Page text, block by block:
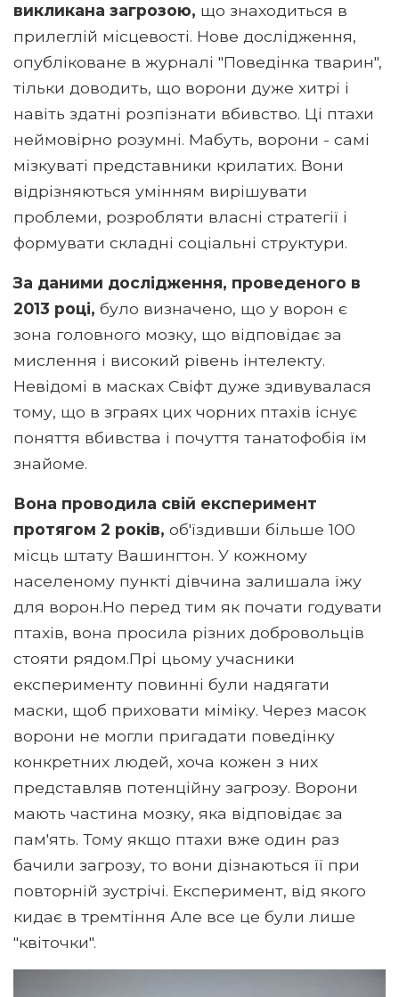
викликана загрозою, що знаходиться в
прилеглій місцевості. Нове дослідження,
опубліковане в журналі "Поведінка тварин",
тільки доводить, що ворони дуже хитрі і
навіть здатні розпізнати вбивство. Ці птахи
неймовірно розумні. Мабуть, ворони - самі
мізкуваті представники крилатих. Вони
відрізняються умінням вирішувати
проблеми, розробляти власні стратегії і
формувати складні соціальні структури.
За даними дослідження, проведеного в
2013 році, було визначено, що у ворон є
зона головного мозку, що відповідає за
мислення і високий рівень інтелекту.
Невідомі в масках Свіфт дуже здивувалася
тому, що в зграях цих чорних птахів існує
поняття вбивства і почуття танатофобія їм
знайоме.
Вона проводила свій експеримент
протягом 2 років, об'їздивши більше 100
місць штату Вашингтон. У кожному
населеному пункті дівчина залишала їжу
для ворон.Но перед тим як почати годувати
птахів, вона просила різних добровольців
стояти рядом.Прі цьому учасники
експерименту повинні були надягати
маски, щоб приховати міміку. Через масок
ворони не могли пригадати поведінку
конкретних людей, хоча кожен з них
представляв потенційну загрозу. Ворони
мають частина мозку, яка відповідає за
пам'ять. Тому якщо птахи вже один раз
бачили загрозу, то вони дізнаються її при
повторній зустрічі. Експеримент, від якого
кидає в тремтіння Але все це були лише
"квіточки".